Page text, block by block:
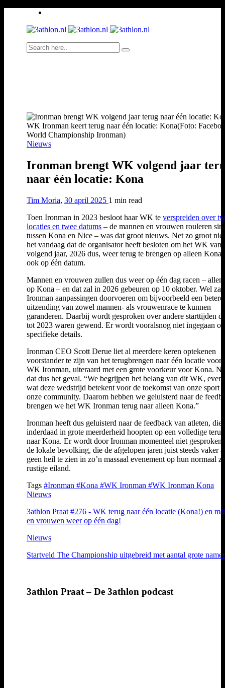
WK Ironman keert terug naar één locatie: Kona(Foto:
World Championship Ironman)
Nieuws
Ironman brengt WK volgend jaar
naar één locatie: Kona
Tim Moria, 30 april 2025 1 min read
Toen Ironman in 2023 besloot haar WK te verspreiden over
locaties en twee datums – de mannen en vrouwen rouleren
tussen Kona en Nice – was dat groot nieuws. Net zo groot
het vandaag dat de organisator heeft besloten om het WK
volgend jaar, 2026 dus, weer terug te brengen op alleen Kona
ook op één datum.
Mannen en vrouwen zullen dus weer op één dag racen –
op Kona – en dat zal in 2026 gebeuren op 10 oktober. Wel zal
Ironman aanpassingen doorvoeren om bijvoorbeeld een betere
uitzending van zowel mannen- als vrouwenrace te kunnen
garanderen. Daarbij wordt gesproken over andere starttijden
tot 2023 waren gewend. Er wordt vooralsnog niet ingegaan op
specifieke details.
Ironman CEO Scott Derue liet al meerdere keren optekenen
voorstander te zijn van het terugbrengen naar één locatie voor
WK Ironman, uiteraard met een grote voorkeur voor Kona.
dat dus het geval. “We begrijpen het belang van dit WK,
wat deze wedstrijd betekent voor de toekomst van onze sport
onze community. Daarom hebben we geluisterd naar de
brengen we het WK Ironman terug naar alleen Kona.”
Ironman heeft dus geluisterd naar de feedback van atleten, die
inderdaad in grote meerderheid hoopten op een volledige
naar Kona. Er wordt door Ironman momenteel niet gesproken
de lokale bevolking, die de afgelopen jaren juist steeds vaker
geen heil te zien in zo’n massaal evenement op hun normaal
rustige eiland.
Tags #Ironman #Kona #WK Ironman #WK Ironman Kona
Nieuws
3athlon Praat #276 - WK terug naar één locatie (Kona!) en
en vrouwen weer op één dag!
Nieuws
Startveld The Championship uitgebreid met aantal grote
3athlon Praat – De 3athlon podcast